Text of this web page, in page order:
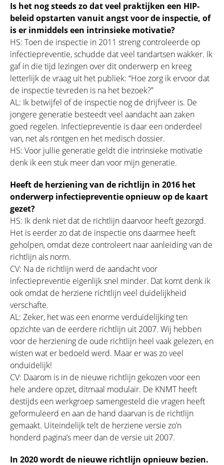
Is het nog steeds zo dat veel praktijken een HIP-
beleid opstarten vanuit angst voor de inspectie, of
is er inmiddels een intrinsieke motivatie?
HS: Toen de inspectie in 2011 streng controleerde op
infectiepreventie, schudde dat veel tandartsen wakker. Ik
gaf in die tijd lezingen over dit onderwerp en kreeg
letterlijk de vraag uit het publiek: “Hoe zorg ik ervoor dat
de inspectie tevreden is na het bezoek?”
AL: Ik betwijfel of de inspectie nog de drijfveer is. De
jongere generatie besteedt veel aandacht aan zaken
goed regelen. Infectiepreventie is daar een onderdeel
van, net als röntgen en het medisch dossier.
HS: Voor jullie generatie geldt die intrinsieke motivatie
denk ik een stuk meer dan voor mijn generatie.
Heeft de herziening van de richtlijn in 2016 het
onderwerp infectiepreventie opnieuw op de kaart
gezet?
HS: Ik denk niet dat de richtlijn daarvoor heeft gezorgd.
Het is eerder zo dat de inspectie ons daarmee heeft
geholpen, omdat deze controleert naar aanleiding van de
richtlijn als norm.
CV: Na de richtlijn werd de aandacht voor
infectiepreventie eigenlijk snel minder. Dat komt denk ik
ook omdat de herziene richtlijn veel duidelijkheid
verschafte.
AL: Zeker, het was een enorme verduidelijking ten
opzichte van de eerdere richtlijn uit 2007. Wij hebben
voor de herziening de oude richtlijn heel vaak gelezen, en
wisten wat er bedoeld werd. Maar er was zo veel
onduidelijk!
CV: Daarom is in de nieuwe richtlijn gekozen voor een
hele andere opzet, ditmaal modulair. De KNMT heeft
destijds een werkgroep samengesteld die vragen heeft
geformuleerd en aan de hand daarvan is de richtlijn
gemaakt. Uiteindelijk telt de herziene versie zo’n
honderd pagina’s meer dan de versie uit 2007.
In 2020 wordt de nieuwe richtlijn opnieuw bezien.